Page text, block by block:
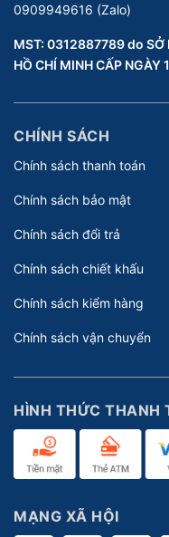
0909949616 (Zalo)
MST: 0312887789 do SỞ
HỒ CHÍ MINH CẤP NGÀY
CHÍNH SÁCH
Chính sách thanh toán
Chính sách bảo mật
Chính sách đổi trả
Chính sách chiết khấu
Chính sách kiểm hàng
Chính sách vận chuyển
HÌNH THỨC THANH
MẠNG XÃ HỘI